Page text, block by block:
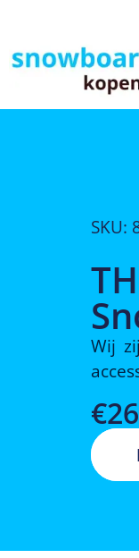
SKU:
Wij
€